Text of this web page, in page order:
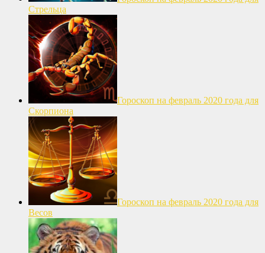
Стрельца
Гороскоп на февраль 2020 года для
Скорпиона
Гороскоп на февраль 2020 года для
Весов